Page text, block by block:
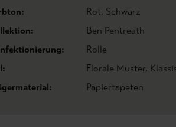
Rot, Schwarz
Ben Pentreath
Rolle
Florale Muster,
Papiertapeten